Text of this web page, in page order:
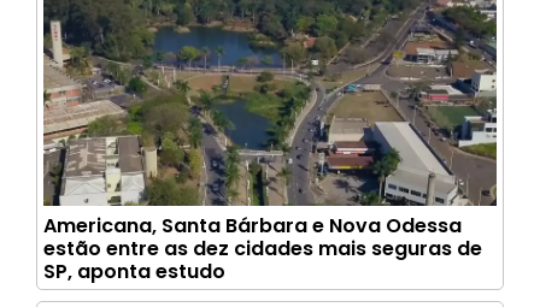
Americana, Santa Bárbara e Nova Odessa
estão entre as dez cidades mais seguras de
SP, aponta estudo